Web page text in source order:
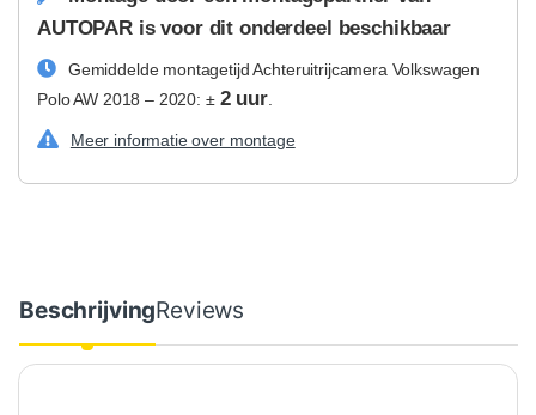
AUTOPAR is voor dit onderdeel beschikbaar
Gemiddelde montagetijd Achteruitrijcamera Volkswagen
Polo AW 2018 – 2020: ± 2 uur.
Meer informatie over montage
BeschrijvingReviews